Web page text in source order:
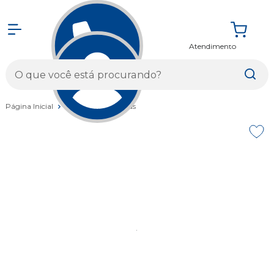
Atendimento
Página Inicial Vestuários Calças